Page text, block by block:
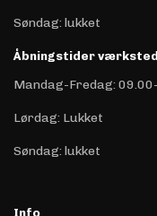
Søndag: lukket
Åbningstider værksted
Mandag-Fredag:
Lørdag: Lukket
Søndag: lukket
Info